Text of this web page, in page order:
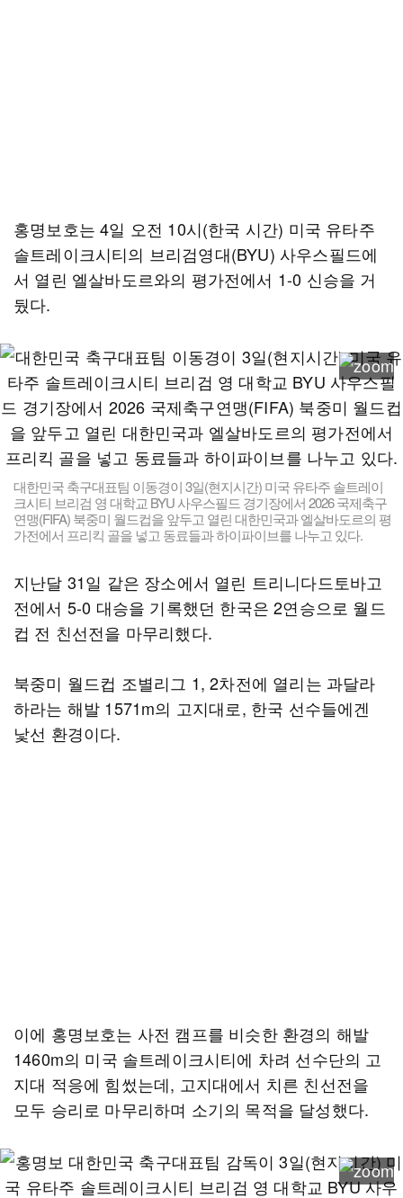
홍명보호는 4일 오전 10시(한국 시간) 미국 유타주
솔트레이크시티의 브리검영대(BYU) 사우스필드에
서 열린 엘살바도르와의 평가전에서 1-0 신승을 거
뒀다.
대한민국 축구대표팀 이동경이 3일(현지시간) 미국 유타주 솔트레이
크시티 브리검 영 대학교 BYU 사우스필드 경기장에서 2026 국제축구
연맹(FIFA) 북중미 월드컵을 앞두고 열린 대한민국과 엘살바도르의 평
가전에서 프리킥 골을 넣고 동료들과 하이파이브를 나누고 있다.
지난달 31일 같은 장소에서 열린 트리니다드토바고
전에서 5-0 대승을 기록했던 한국은 2연승으로 월드
컵 전 친선전을 마무리했다.
북중미 월드컵 조별리그 1, 2차전에 열리는 과달라
하라는 해발 1571m의 고지대로, 한국 선수들에겐
낯선 환경이다.
이에 홍명보호는 사전 캠프를 비슷한 환경의 해발
1460m의 미국 솔트레이크시티에 차려 선수단의 고
지대 적응에 힘썼는데, 고지대에서 치른 친선전을
모두 승리로 마무리하며 소기의 목적을 달성했다.